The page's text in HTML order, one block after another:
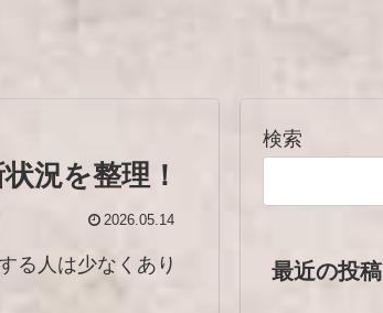
況を整理！
2026.05.14
る人は少なくあり
検索
最近の投稿